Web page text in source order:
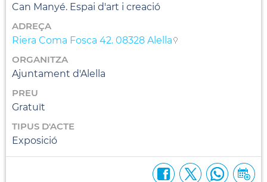
Can Manyé. Espai d'art i creació
ADREÇA
Riera Coma Fosca 42. 08328 Alella
ORGANITZA
Ajuntament d'Alella
PREU
Gratuït
TIPUS D'ACTE
Exposició